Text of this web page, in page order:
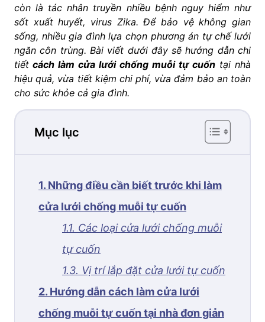
còn là tác nhân truyền nhiều bệnh nguy hiểm như
sốt xuất huyết, virus Zika. Để bảo vệ không gian
sống, nhiều gia đình lựa chọn phương án tự chế lưới
ngăn côn trùng. Bài viết dưới đây sẽ hướng dẫn chi
tiết cách làm cửa lưới chống muỗi tự cuốn tại nhà
hiệu quả, vừa tiết kiệm chi phí, vừa đảm bảo an toàn
cho sức khỏe cả gia đình.
Mục lục
1. Những điều cần biết trước khi làm
cửa lưới chống muỗi tự cuốn
1.1. Các loại cửa lưới chống muỗi
tự cuốn
1.3. Vị trí lắp đặt cửa lưới tự cuốn
2. Hướng dẫn cách làm cửa lưới
chống muỗi tự cuốn tại nhà đơn giản